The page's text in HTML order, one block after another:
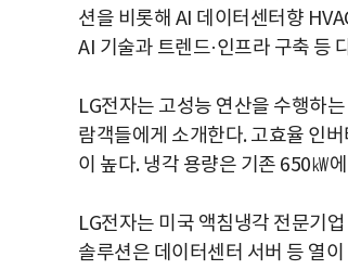
션을 비롯해 AI 데이터센터향
AI 기술과 트렌드·인프라 구축 등
LG전자는 고성능 연산을 수행하
람객들에게 소개한다. 고효율 인
이 높다. 냉각 용량은 기존 650㎾
LG전자는 미국 액침냉각 전문기
솔루션은 데이터센터 서버 등 열